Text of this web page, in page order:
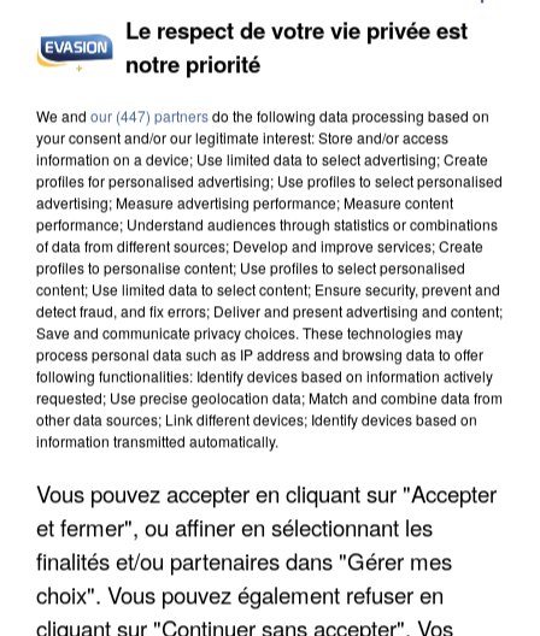
UN SECOND CADRE DE LA DZ MAFIA
INTERPELLÉ EN ALGÉRIE
UNE TOURISTE DE L’OISE EMPORTÉE PAR UNE
COULÉE DE BOUE EN HAUTE-SAVOIE
Le respect de votre vie privée est
notre priorité
We and our (447) partnersdo the following data processing based on
your consent and/or our legitimate interest: Store and/or access
information on a device; Use limited data to select advertising; Create
profiles for personalised advertising; Use profiles to select personalised
advertising; Measure advertising performance; Measure content
performance; Understand audiences through statistics or combinations
of data from different sources; Develop and improve services; Create
profiles to personalise content; Use profiles to select personalised
content; Use limited data to select content; Ensure security, prevent and
detect fraud, and fix errors; Deliver and present advertising and content;
Save and communicate privacy choices. These technologies may
process personal data such as IP address and browsing data to offer
following functionalities: Identify devices based on information actively
requested; Use precise geolocation data; Match and combine data from
other data sources; Link different devices; Identify devices based on
information transmitted automatically.
Vous pouvez accepter en cliquant sur "Accepter
et fermer", ou affiner en sélectionnant les
finalités et/ou partenaires dans "Gérer mes
choix". Vous pouvez également refuser en
cliquant sur "Continuer sans accepter". Vos